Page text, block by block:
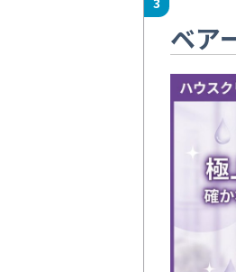
ベア